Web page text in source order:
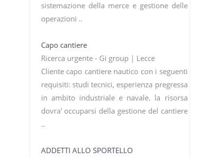
sistemazione della merce e gestione delle
operazioni ..
Capo cantiere
Ricerca urgente - Gi group | Lecce
Cliente capo cantiere nautico con i seguenti
requisiti: studi tecnici, esperienza pregressa
in ambito industriale e navale. la risorsa
dovra' occuparsi della gestione del cantiere
..
ADDETTI ALLO SPORTELLO